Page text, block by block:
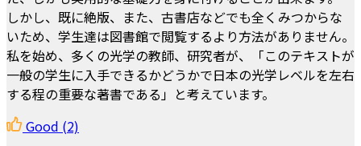
しかし、既に絶版、また、古書店などでも全くみつからな
いため、学生達は図書館で閲覧するより方法がありません。
私を始め、多くの光学の教師、研究者が、「このテキストが
一般の学生に入手できるかどうかで日本の光学レベルを左右
する程の重要な著書である」と考えています。
Good (2)